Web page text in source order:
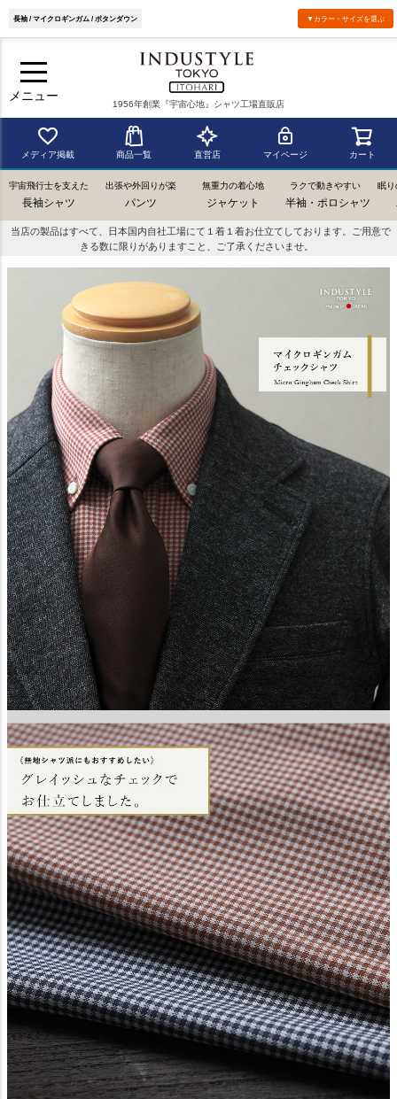
メニュー
1956年創業『宇宙心地』シャツ工場直販店
メディア掲載 商品一覧 直営店 マイページ カート
宇宙飛行士を支えた
長袖シャツ
出張や外回りが楽
パンツ
無重力の着心地
ジャケット
ラクで動きやすい
半袖・ポロシャツ
眠り
当店の製品はすべて、日本国内自社工場にて１着１着お仕立てしております。ご用意で
きる数に限りがありますこと、ご了承くださいませ。
長袖 / マイクロギンガム / ボタンダウン ▼カラー・サイズを選ぶ